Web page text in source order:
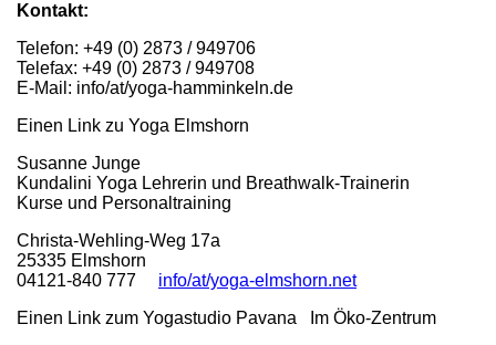
Kontakt:
Telefon: +49 (0) 2873 / 949706
Telefax: +49 (0) 2873 / 949708
E-Mail: info/at/yoga-hamminkeln.de
Einen Link zu Yoga Elmshorn
Susanne Junge
Kundalini Yoga Lehrerin und Breathwalk-Trainerin
Kurse und Personaltraining
Christa-Wehling-Weg 17a
25335 Elmshorn
04121-840 777 info/at/yoga-elmshorn.net
Einen Link zum Yogastudio Pavana Im Öko-Zentrum